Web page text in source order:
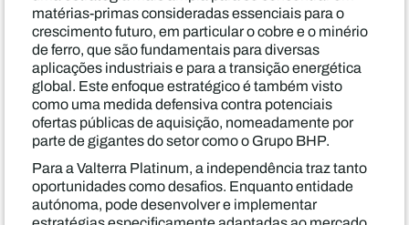
matérias-primas consideradas essenciais para o
crescimento futuro, em particular o cobre e o minério
de ferro, que são fundamentais para diversas
aplicações industriais e para a transição energética
global. Este enfoque estratégico é também visto
como uma medida defensiva contra potenciais
ofertas públicas de aquisição, nomeadamente por
parte de gigantes do setor como o Grupo BHP.
Para a Valterra Platinum, a independência traz tanto
oportunidades como desafios. Enquanto entidade
autónoma, pode desenvolver e implementar